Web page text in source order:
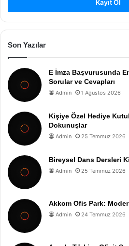
Kayıt Ol
Son Yazılar
E İmza Başvurusunda
Sorular ve Cevapları
Admin 1 Ağustos 2026
Kişiye Özel Hediye
Dokunuşlar
Admin 25 Temmuz 2026
Bireysel Dans Dersleri
Admin 25 Temmuz 2026
Akkom Ofis Park:
Admin 24 Temmuz 2026